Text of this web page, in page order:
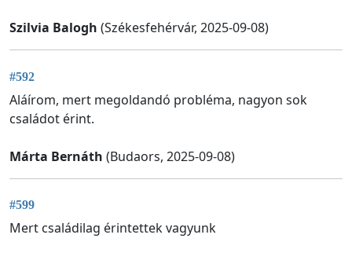
Szilvia Balogh (Székesfehérvár, 2025-09-08)
#592
Aláírom, mert megoldandó probléma, nagyon sok
családot érint.
Márta Bernáth (Budaors, 2025-09-08)
#599
Mert családilag érintettek vagyunk